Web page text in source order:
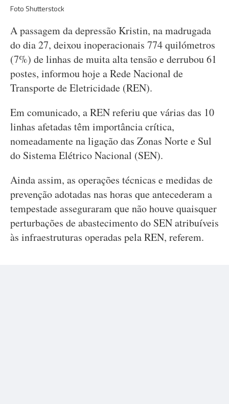
Foto Shutterstock
A passagem da depressão Kristin, na madrugada
do dia 27, deixou inoperacionais 774 quilómetros
(7%) de linhas de muita alta tensão e derrubou 61
postes, informou hoje a Rede Nacional de
Transporte de Eletricidade (REN).
Em comunicado, a REN referiu que várias das 10
linhas afetadas têm importância crítica,
nomeadamente na ligação das Zonas Norte e Sul
do Sistema Elétrico Nacional (SEN).
Ainda assim, as operações técnicas e medidas de
prevenção adotadas nas horas que antecederam a
tempestade asseguraram que não houve quaisquer
perturbações de abastecimento do SEN atribuíveis
às infraestruturas operadas pela REN, referem.